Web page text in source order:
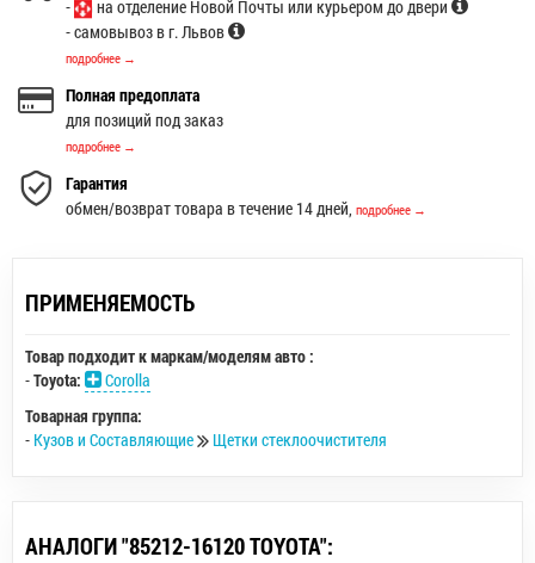
-
на отделение Новой Почты или курьером до двери
- самовывоз в г. Львов
подробнее →
Полная предоплата
для позиций под заказ
подробнее →
Гарантия
обмен/возврат товара в течение 14 дней, подробнее →
ПРИМЕНЯЕМОСТЬ
Товар подходит к маркам/моделям авто :
-Toyota:
Corolla
Товарная группа:
- Кузов и Составляющие Щетки стеклоочистителя
АНАЛОГИ "85212-16120 TOYOTA":